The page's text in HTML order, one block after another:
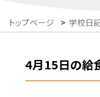
トップページ > 学校日記
4月15日の給